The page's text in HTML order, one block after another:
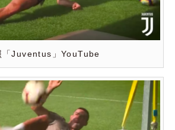
「Juventus」YouTube